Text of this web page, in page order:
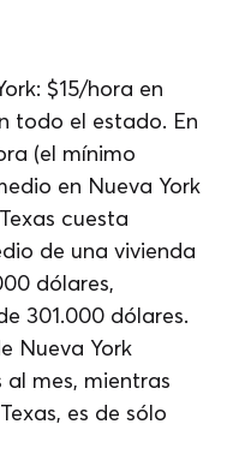
$15/hora en
todo el estado. En
(el mínimo
en Nueva York
cuesta
de una vivienda
dólares,
301.000 dólares.
Nueva York
mes, mientras
es de sólo